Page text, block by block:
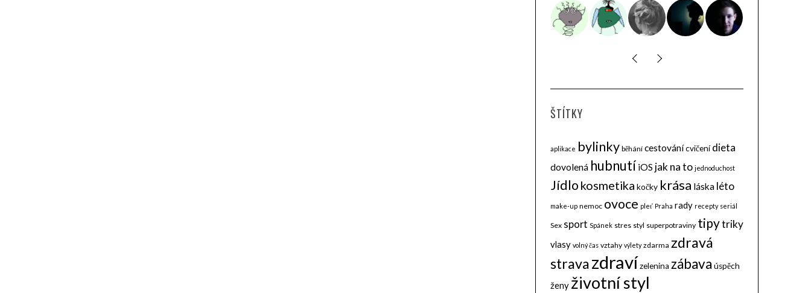
ŠTÍTKY
aplikace bylinky běhání cestovánícvičení dieta
dovolená hubnutí iOS jak na to jednoduchost
Jídlo kosmetika kočky krása láska léto
make-up nemoc ovoce pleť Praha rady recepty seriál
Sex sport Spánek stres styl superpotraviny tipytriky
vlasy volný čas vztahy výlety zdarma zdravá
stravazdravízelenina zábava úspěch
ženy životní styl